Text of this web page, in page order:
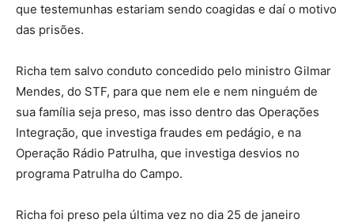
que testemunhas estariam sendo coagidas e daí o motivo
das prisões.
Richa tem salvo conduto concedido pelo ministro Gilmar
Mendes, do STF, para que nem ele e nem ninguém de
sua família seja preso, mas isso dentro das Operações
Integração, que investiga fraudes em pedágio, e na
Operação Rádio Patrulha, que investiga desvios no
programa Patrulha do Campo.
Richa foi preso pela última vez no dia 25 de janeiro